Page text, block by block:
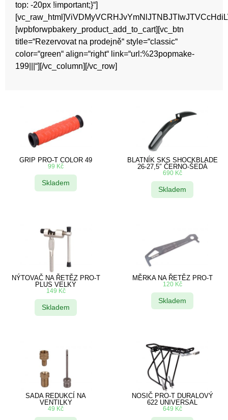
top: -20px !important;}“]
[wpbforwpbakery_product_add_to_cart][vc_btn
title=“Rezervovat na prodejně“ style=“classic“
color=“green“ align=“right“ link=“url:%23popmake-
199|||“][/vc_column][/vc_row]
GRIP PRO-T COLOR 49
99 Kč
Skladem
BLATNÍK SKS SHOCKBLADE
26-27,5″ ČERNO-ŠEDÁ
690 Kč
Skladem
NÝTOVAČ NA ŘETĚZ PRO-T
PLUS VELKÝ
149 Kč
Skladem
MĚRKA NA ŘETĚZ PRO-T
120 Kč
Skladem
SADA REDUKCÍ NA
VENTILKY
49 Kč
NOSIČ PRO-T DURALOVÝ
622 UNIVERSAL
649 Kč